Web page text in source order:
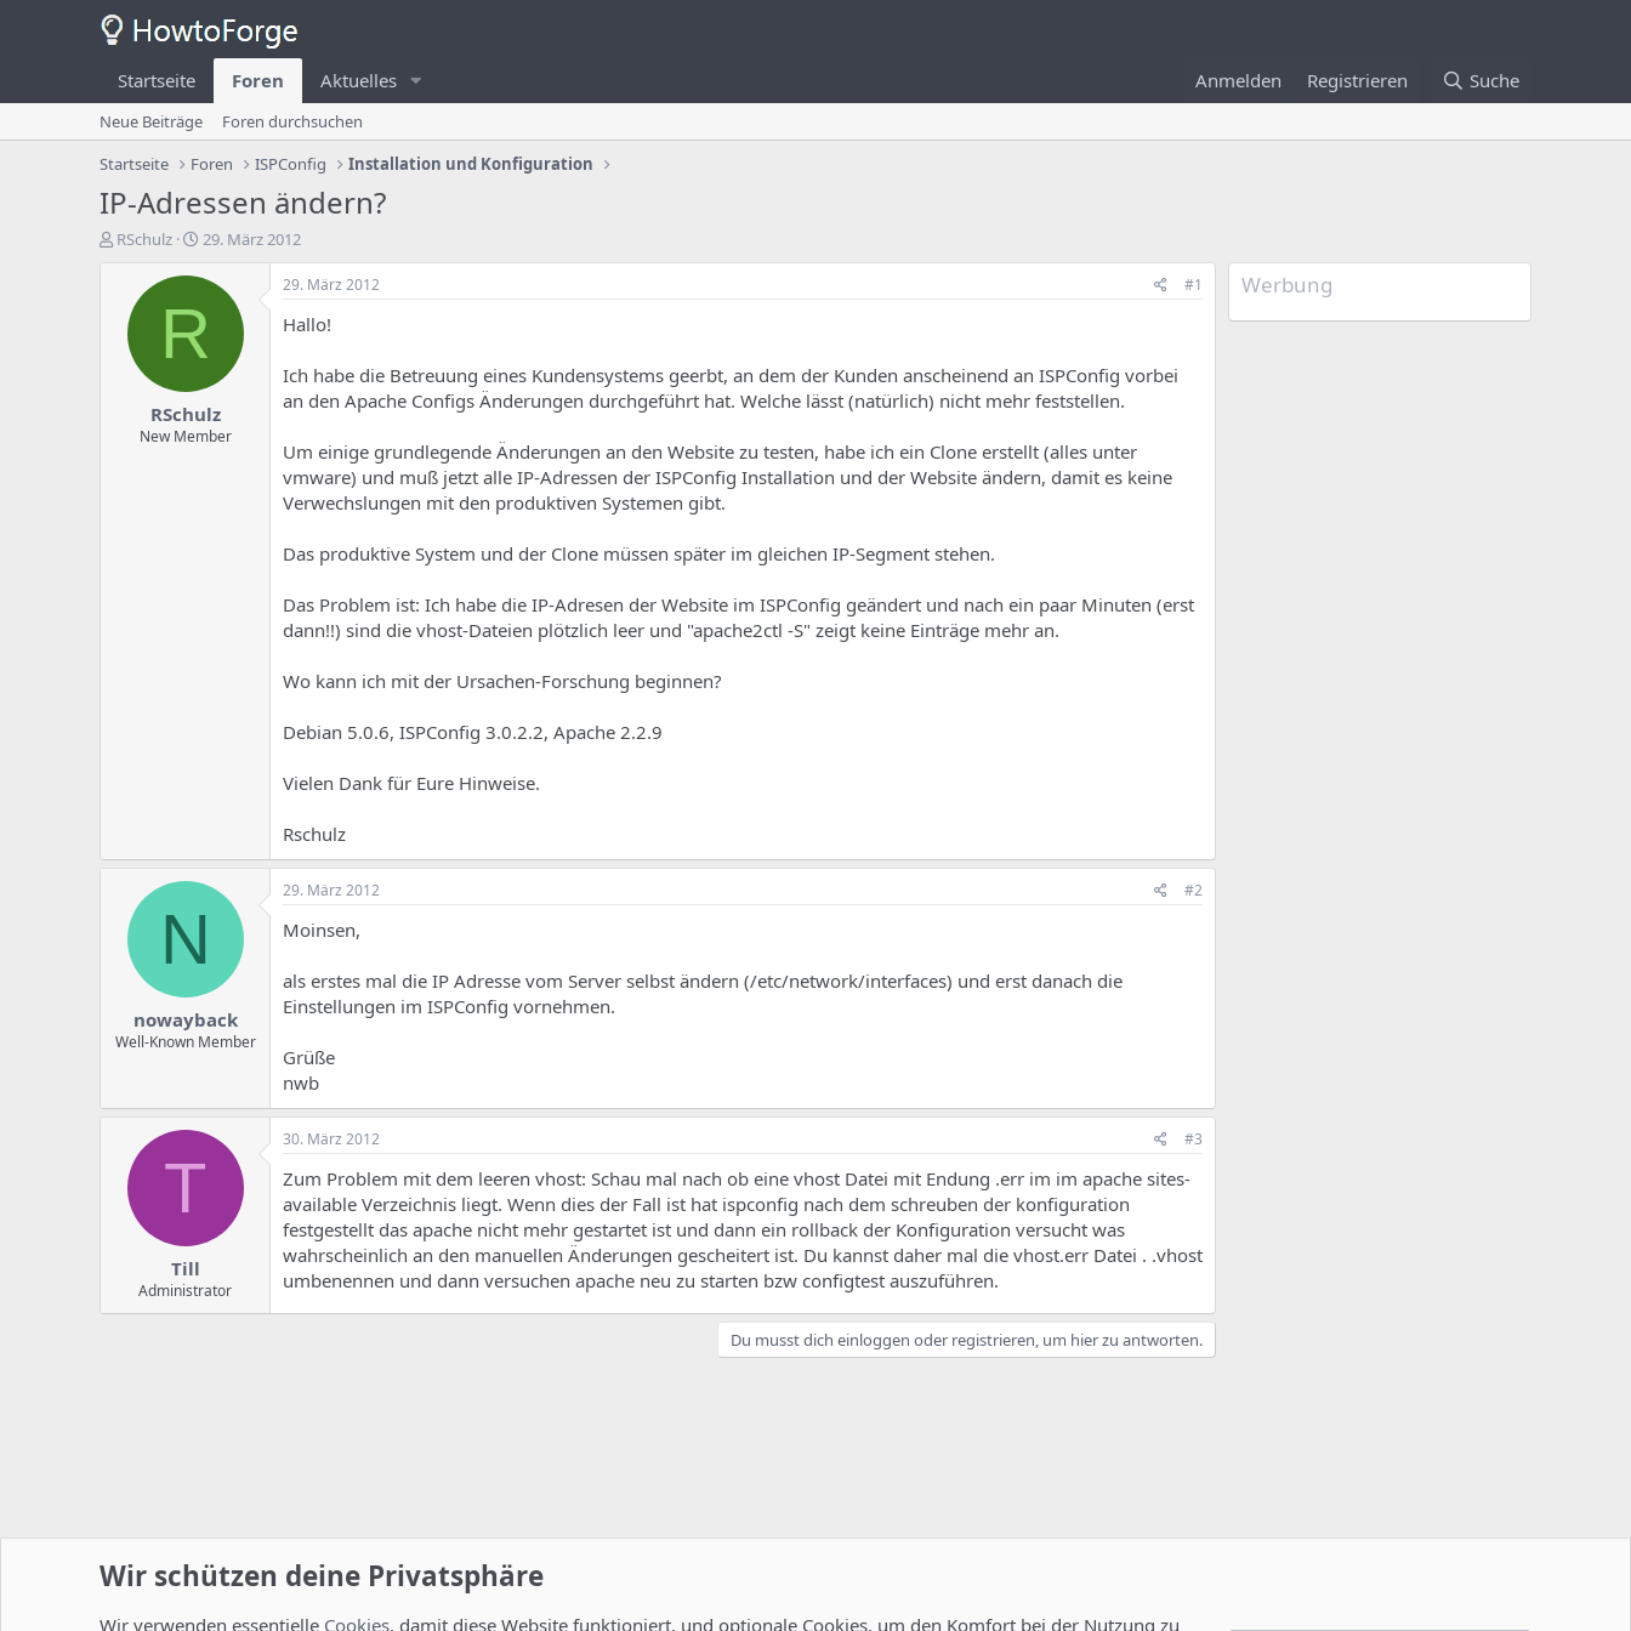
Startseite Foren Aktuelles Anmelden Registrieren Suche
Neue Beiträge
Foren durchsuchen
Startseite
Foren ISPConfig Installation und Konfiguration
IP-Adressen ändern?
E
RSchulz
E
s
e
l
u
n
g
29. März 2012
R
RSchulz
New Member
29. März 2012 #1
Hallo!
Ich habe die Betreuung eines Kundensystems geerbt, an dem der Kunden anscheinend an ISPConfig vorbei
an den Apache Configs Änderungen durchgeführt hat. Welche lässt (natürlich) nicht mehr feststellen.
Um einige grundlegende Änderungen an den Website zu testen, habe ich ein Clone erstellt (alles unter
vmware) und muß jetzt alle IP-Adressen der ISPConfig Installation und der Website ändern, damit es keine
Verwechslungen mit den produktiven Systemen gibt.
Das produktive System und der Clone müssen später im gleichen IP-Segment stehen.
Das Problem ist: Ich habe die IP-Adresen der Website im ISPConfig geändert und nach ein paar Minuten (erst
dann!!) sind die vhost-Dateien plötzlich leer und "apache2ctl -S" zeigt keine Einträge mehr an.
Wo kann ich mit der Ursachen-Forschung beginnen?
Debian 5.0.6, ISPConfig 3.0.2.2, Apache 2.2.9
Vielen Dank für Eure Hinweise.
Rschulz
N
nowayback
Well-Known Member
29. März 2012 #2
Moinsen,
als erstes mal die IP Adresse vom Server selbst ändern (/etc/network/interfaces) und erst danach die
Einstellungen im ISPConfig vornehmen.
Grüße
nwb
T
Till
Administrator
30. März 2012 #3
Zum Problem mit dem leeren vhost: Schau mal nach ob eine vhost Datei mit Endung .err im im apache sites-
available Verzeichnis liegt. Wenn dies der Fall ist hat ispconfig nach dem schreuben der konfiguration
festgestellt das apache nicht mehr gestartet ist und dann ein rollback der Konfiguration versucht was
wahrscheinlich an den manuellen Änderungen gescheitert ist. Du kannst daher mal die vhost.err Datei . .vhost
umbenennen und dann versuchen apache neu zu starten bzw configtest auszuführen.
Du musst dich einloggen oder registrieren, um hier zu antworten.
Werbung
Startseite Foren ISPConfig Installation und Konfiguration
Wir schützen deine Privatsphäre
Wir verwenden essentielle Cookies, damit diese Website funktioniert, und optionale Cookies, um den Komfort bei der Nutzung zu